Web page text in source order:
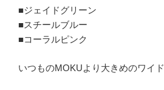
■ジェイドグリーン
■スチールブルー
■コーラルピンク
いつものMOKUより大きめのワイ